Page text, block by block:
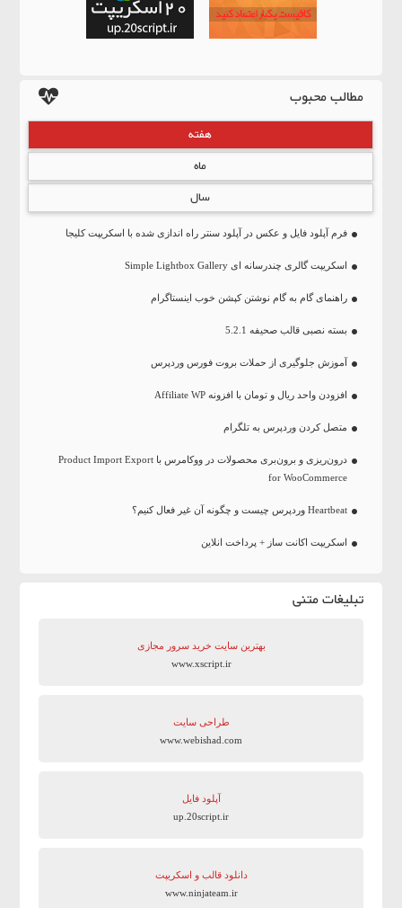
مطالب محبوب
هفته
ماه
سال
فرم آپلود فایل و عکس در آپلود سنتر راه اندازی شده با اسکریپت کلیجا
اسکریپت گالری چندرسانه ای Simple Lightbox Gallery
راهنمای گام به گام نوشتن کپشن خوب اینستاگرام
بسته نصبی قالب صحیفه 5.2.1
آموزش جلوگیری از حملات بروت فورس وردپرس
افزودن واحد ریال و تومان با افزونه Affiliate WP
متصل کردن وردپرس به تلگرام
درون‌ریزی و برون‌بری محصولات در ووکامرس با Product Import Export
for WooCommerce
Heartbeat وردپرس چیست و چگونه آن غیر فعال کنیم؟
اسکریپت اکانت ساز + پرداخت انلاین
تبلیغات متنی
بهترین سایت‌ خرید سرور مجازی
www.xscript.ir
طراحی سایت
www.webishad.com
آپلود فایل
up.20script.ir
دانلود قالب و اسکریپت
www.ninjateam.ir